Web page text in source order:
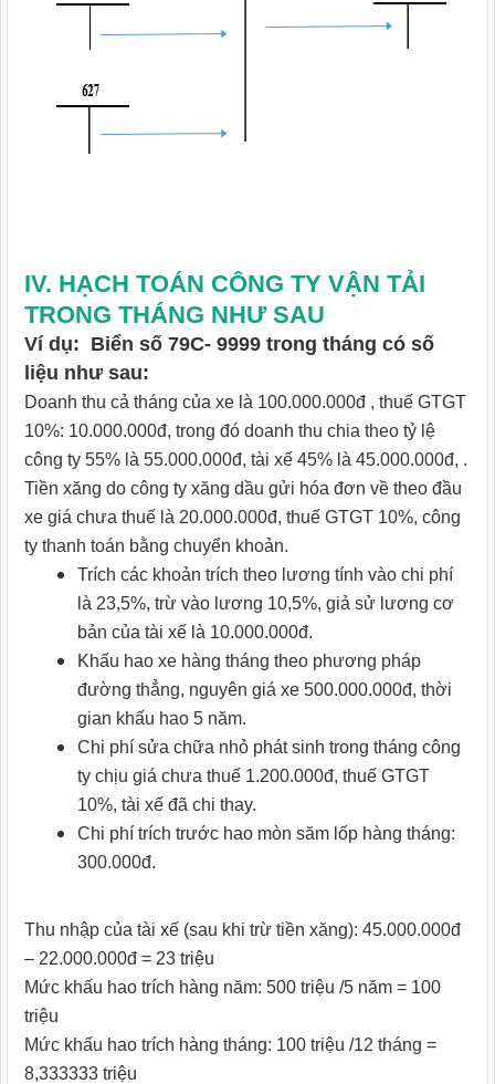
IV. HẠCH TOÁN CÔNG TY VẬN TẢI
TRONG THÁNG NHƯ SAU
Ví dụ: Biển số 79C- 9999 trong tháng có số
liệu như sau:
Doanh thu cả tháng của xe là 100.000.000đ , thuế GTGT
10%: 10.000.000đ, trong đó doanh thu chia theo tỷ lệ
công ty 55% là 55.000.000đ, tài xế 45% là 45.000.000đ, .
Tiền xăng do công ty xăng dầu gửi hóa đơn về theo đầu
xe giá chưa thuế là 20.000.000đ, thuế GTGT 10%, công
ty thanh toán bằng chuyển khoản.
Trích các khoản trích theo lương tính vào chi phí
là 23,5%, trừ vào lương 10,5%, giả sử lương cơ
bản của tài xế là 10.000.000đ.
Khấu hao xe hàng tháng theo phương pháp
đường thẳng, nguyên giá xe 500.000.000đ, thời
gian khấu hao 5 năm.
Chi phí sửa chữa nhỏ phát sinh trong tháng công
ty chịu giá chưa thuế 1.200.000đ, thuế GTGT
10%, tài xế đã chi thay.
Chi phí trích trước hao mòn săm lốp hàng tháng:
300.000đ.
Thu nhập của tài xế (sau khi trừ tiền xăng): 45.000.000đ
– 22.000.000đ = 23 triệu
Mức khấu hao trích hàng năm: 500 triệu /5 năm = 100
triệu
Mức khấu hao trích hàng tháng: 100 triệu /12 tháng =
8,333333 triệu